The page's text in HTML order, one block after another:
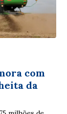
com
da